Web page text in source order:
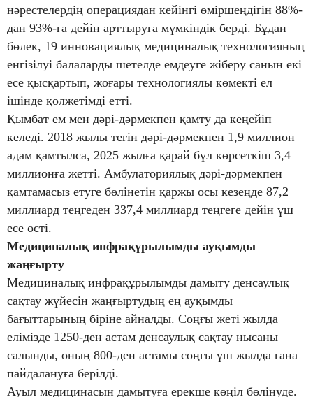
нәрестелердің операциядан кейінгі өміршеңдігін 88%-
дан 93%-ға дейін арттыруға мүмкіндік берді. Бұдан
бөлек, 19 инновациялық медициналық технологияның
енгізілуі балаларды шетелде емдеуге жіберу санын екі
есе қысқартып, жоғары технологиялы көмекті ел
ішінде қолжетімді етті.
Қымбат ем мен дәрі-дәрмекпен қамту да кеңейіп
келеді. 2018 жылы тегін дәрі-дәрмекпен 1,9 миллион
адам қамтылса, 2025 жылға қарай бұл көрсеткіш 3,4
миллионға жетті. Амбулаториялық дәрі-дәрмекпен
қамтамасыз етуге бөлінетін қаржы осы кезеңде 87,2
миллиард теңгеден 337,4 миллиард теңгеге дейін үш
есе өсті.
Медициналық инфрақұрылымды ауқымды
жаңғырту
Медициналық инфрақұрылымды дамыту денсаулық
сақтау жүйесін жаңғыртудың ең ауқымды
бағыттарының біріне айналды. Соңғы жеті жылда
елімізде 1250-ден астам денсаулық сақтау нысаны
салынды, оның 800-ден астамы соңғы үш жылда ғана
пайдалануға берілді.
Ауыл медицинасын дамытуға ерекше көңіл бөлінуде.